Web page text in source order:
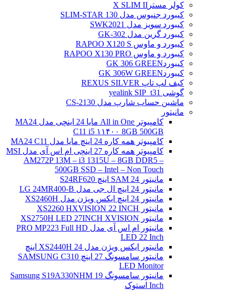
کولر مسترX SLIM II
کیبورد جنیوس مدل SLIM-STAR 130
کیبورد سویز مدل SWK2021
کیبورد گرین مدل GK-302
کیبورد و ماوس RAPOO X120 S
کیبورد و ماوس RAPOO X130 PRO
کیبوردGK 306 GREEN
کیبوردGK 306W GREEN
کیف لپ تاپ REXUS SILVER
گوشی yealink SIP_t31
ماشین حساب شارپ مدل CS-2130
مانیتور
کامپیوتر All in One مایا 24 اینچی مدل MA24
C11 i5 ۱۱۴۰۰ 8GB 500GB
کامپیوتر همه کاره 24 اینچ مایا مدل MA24 C11
کامپیوتر همه کاره 27 اینچی ام اس آی مدل MSI
AM272P 13M – i3 1315U – 8GB DDR5 –
500GB SSD – Intel – Non Touch
مانیتور 24 SAM اینچ S24RF620
مانیتور 24 اینچ ال جی مدل LG 24MR400-B
مانیتور 24 اینچ ایکس ویژن مدل XS2460H
مانیتور XS2260 HXVISION 22 INCH
مانیتور XS2750H LED 27INCH XVISION
مانیتور ام اس آی مدل PRO MP223 Full HD
LED 22 Inch
مانیتور ایکس ویژن مدل XS2440H 24 اینچ
مانیتور سامسونگ 27 اینچ SAMSUNG C310
LED Monitor
مانیتور سامسونگ Samsung S19A330NHM 19
Inch استوک